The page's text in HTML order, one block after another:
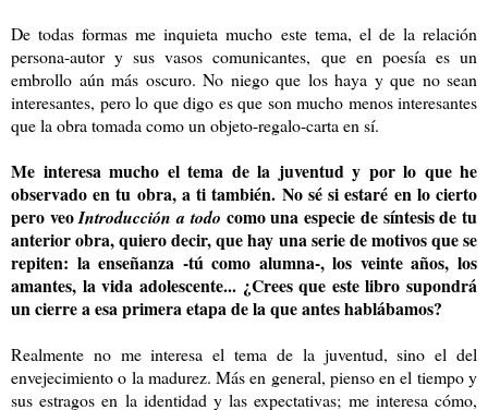
De todas formas me inquieta mucho este tema, el de la relación
persona-autor y sus vasos comunicantes, que en poesía es un
embrollo aún más oscuro. No niego que los haya y que no sean
interesantes, pero lo que digo es que son mucho menos interesantes
que la obra tomada como un objeto-regalo-carta en sí.
Me interesa mucho el tema de la juventud y por lo que he
observado en tu obra, a ti también. No sé si estaré en lo cierto
pero veoIntroducción a todo como una especie de síntesis de tu
anterior obra, quiero decir, que hay una serie de motivos que se
repiten: la enseñanza -tú como alumna-, los veinte años, los
amantes, la vida adolescente... ¿Crees que este libro supondrá
un cierre a esa primera etapa de la que antes hablábamos?
Realmente no me interesa el tema de la juventud, sino el del
envejecimiento o la madurez. Más en general, pienso en el tiempo y
sus estragos en la identidad y las expectativas; me interesa cómo,